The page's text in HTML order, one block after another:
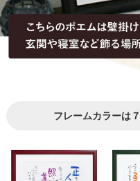
フレームカラーは